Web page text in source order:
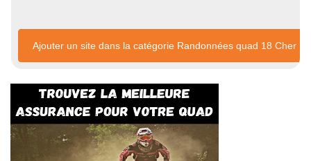
Ajouter un site dans la catégorie Randonnées quad 18 Cher